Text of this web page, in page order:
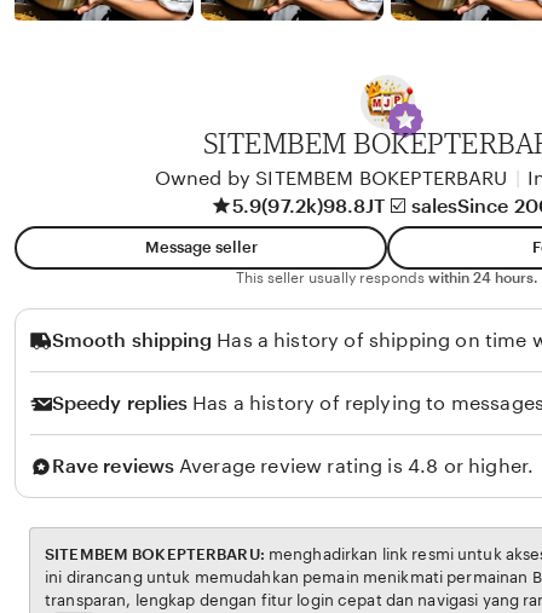
l
o
SITEMBEM
Owned by SITEMBEM BOKEPTERBARU
5.9(97.2k)98.8JT ☑️ salesSince
Message seller
This seller usually responds within 24 hours.
Smooth shipping Has a history of shipping on time
Speedy replies Has a history of replying to
Rave reviews Average review rating is 4.8 or higher.
SITEMBEM BOKEPTERBARU:
ini dirancang untuk memudahkan pemain menikmati permainan BOKEP dengan aman dan
transparan, lengkap dengan fitur login cepat dan navigasi yang ramah pengguna. Setiap